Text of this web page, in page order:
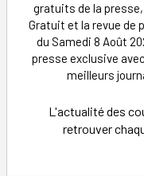
gratuits de la
Gratuit et la revue de
du Samedi 8 Août
presse exclusive
meilleurs
L'actualité des
retrouver